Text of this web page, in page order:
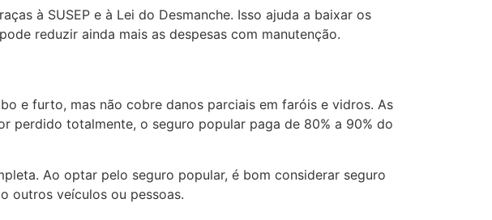
à SUSEP e à Lei do Desmanche. Isso ajuda a baixar os
reduzir ainda mais as despesas com manutenção.
e furto, mas não cobre danos parciais em faróis e vidros. As
perdido totalmente, o seguro popular paga de 80% a 90% do
Ao optar pelo seguro popular, é bom considerar seguro
outros veículos ou pessoas.